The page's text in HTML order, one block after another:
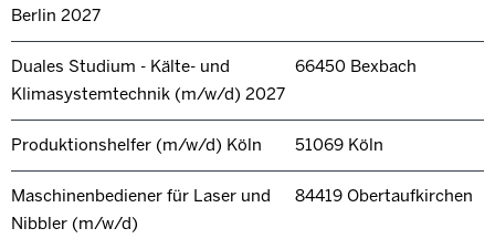
Berlin 2027
Duales Studium - Kälte- und
Klimasystemtechnik (m/w/d) 2027
66450 Bexbach
Produktionshelfer (m/w/d) Köln 51069 Köln
Maschinenbediener für Laser und
Nibbler (m/w/d)
84419 Obertaufkirchen